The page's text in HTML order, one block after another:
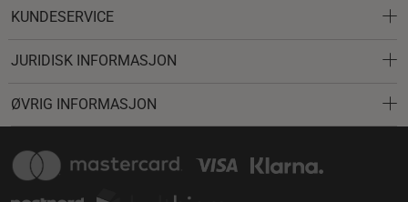
KUNDESERVICE
JURIDISK INFORMASJON
ØVRIG INFORMASJON